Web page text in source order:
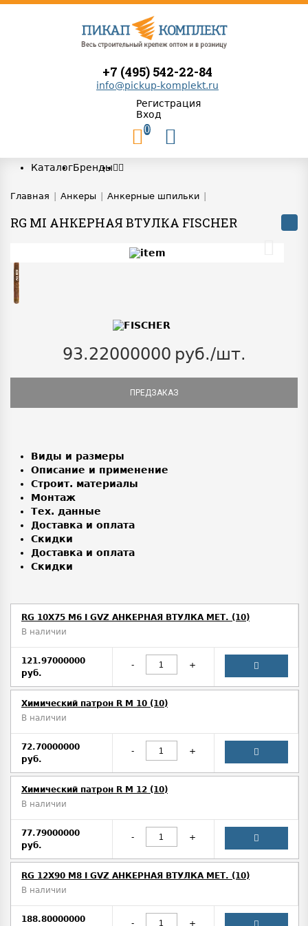
+7 (495) 542-22-84
info@pickup-komplekt.ru
Регистрация
Вход
0
КаталогБренды
Главная Анкеры Анкерные шпильки
RG MI АНКЕРНАЯ ВТУЛКА FISCHER
93.22000000 руб./шт.
ПРЕДЗАКАЗ
Виды и размеры
Описание и применение
Строит. материалы
Монтаж
Тех. данные
Доставка и оплата
Скидки
Доставка и оплата
Скидки
RG 10X75 M6 I GVZ АНКЕРНАЯ ВТУЛКА МЕТ. (10)
В наличии
121.97000000
руб.
- +
Химический патрон R M 10 (10)
В наличии
72.70000000
руб.
- +
Химический патрон R M 12 (10)
В наличии
77.79000000
руб.
- +
RG 12X90 M8 I GVZ АНКЕРНАЯ ВТУЛКА МЕТ. (10)
В наличии
188.80000000
- +